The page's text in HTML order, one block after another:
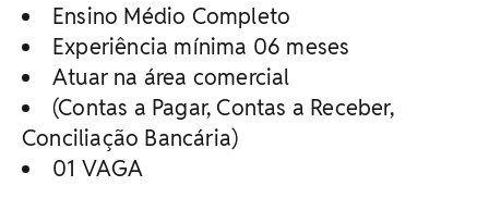
Ensino Médio Completo
Experiência mínima 06 meses
Atuar na área comercial
(Contas a Pagar, Contas a Receber,
Conciliação Bancária)
01 VAGA